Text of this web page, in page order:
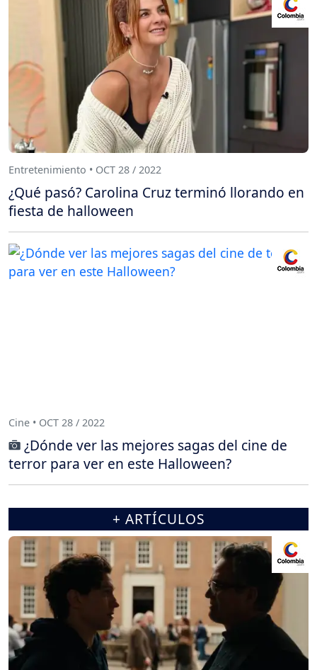
Entretenimiento • OCT 28 / 2022
¿Qué pasó? Carolina Cruz terminó llorando en
fiesta de halloween
Cine • OCT 28 / 2022
¿Dónde ver las mejores sagas del cine de
terror para ver en este Halloween?
+ ARTÍCULOS